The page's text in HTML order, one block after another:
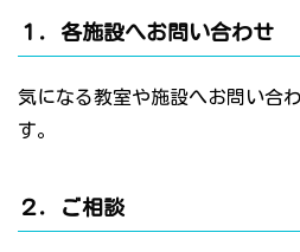
１．各施設へお問い合わせ
気になる教室や施設へお問い合
す。
２．ご相談